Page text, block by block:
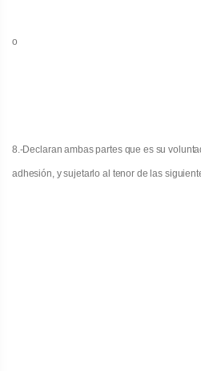
o
8.-Declaran ambas partes que es su
adhesión, y sujetarlo al tenor de las